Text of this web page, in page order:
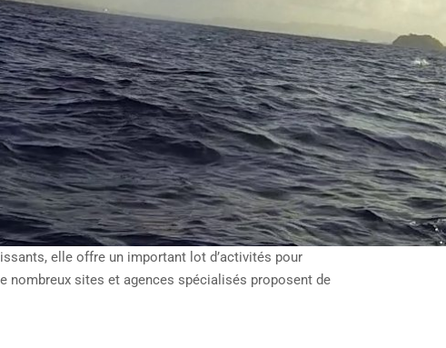
elle offre un important lot d’activités pour
nombreux sites et agences spécialisés proposent de